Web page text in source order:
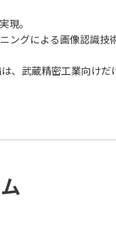
現。
ングによる画像認識
、武蔵精密工業向けだ